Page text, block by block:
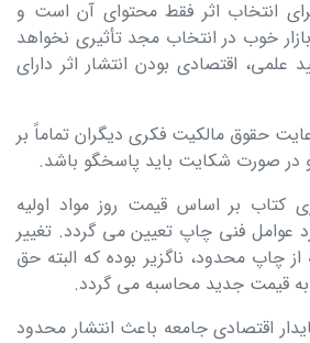
انتخاب اثر فقط محتوای آن است و
خوب در انتخاب مجد تأثیری نخواهد
علمی، اقتصادی بودن انتشار اثر دارای
حقوق مالکیت فکری دیگران تماماً بر
در صورت شکایت باید پاسخگو باشد.
کتاب بر اساس قیمت روز مواد اولیه
فنی چاپ تعیین می گردد. تغییر
چاپ محدود، ناگزیر بوده که البته حق
به قیمت جدید محاسبه می گردد.
اقتصادی جامعه باعث انتشار محدود